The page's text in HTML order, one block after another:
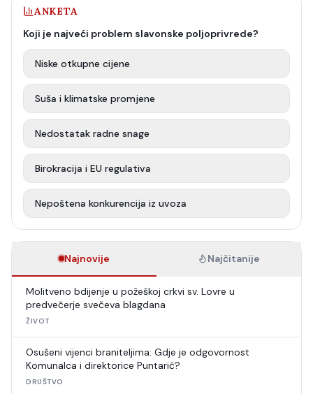
ANKETA
Koji je najveći problem slavonske poljoprivrede?
Niske otkupne cijene
Suša i klimatske promjene
Nedostatak radne snage
Birokracija i EU regulativa
Nepoštena konkurencija iz uvoza
Najnovije Najčitanije
Molitveno bdijenje u požeškoj crkvi sv. Lovre u
predvečerje svečeva blagdana
ŽIVOT
Osušeni vijenci braniteljima: Gdje je odgovornost
Komunalca i direktorice Puntarić?
DRUŠTVO